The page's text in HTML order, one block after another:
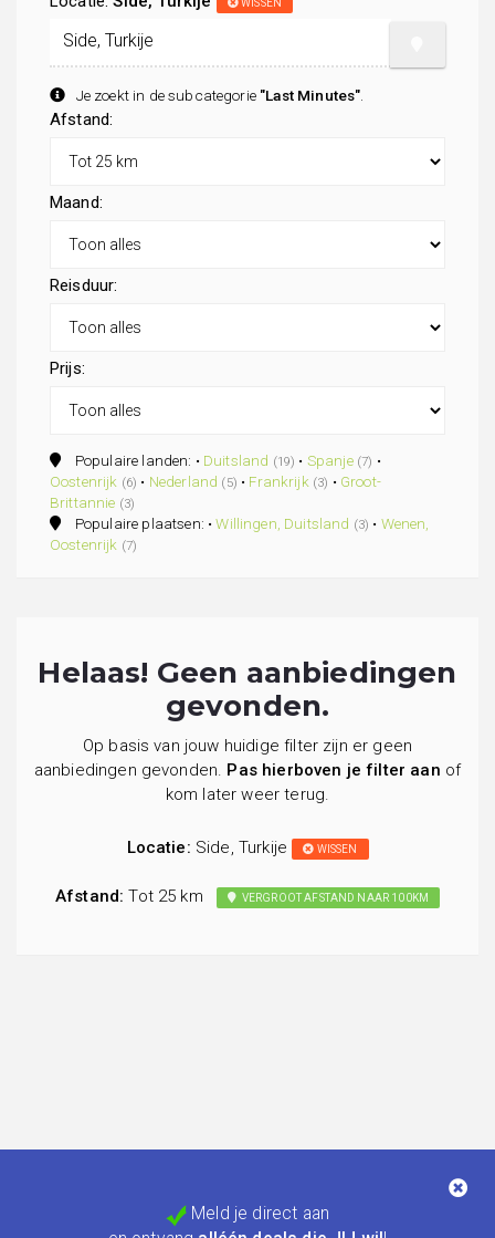
Je zoekt in de subcategorie "Last Minutes"
Afstand:
Maand:
Reisduur:
Prijs:
Populaire landen: • Duitsland (19) • Spanje (7) •
Oostenrijk (6) • Nederland (5) • Frankrijk (3) • Groot-
Brittannie (3)
Populaire plaatsen: •Willingen, Duitsland (3) • Wenen,
Oostenrijk (7)
Helaas! Geen aanbiedingen
gevonden.
Op basis van jouw huidige filter zijn er geen
aanbiedingen gevonden. Pas hierboven je filter aan of
kom later weer terug.
Locatie: Side, Turkije WISSEN
Afstand: Tot 25 km VERGROOT AFSTAND NAAR 100KM
Meld je direct aan